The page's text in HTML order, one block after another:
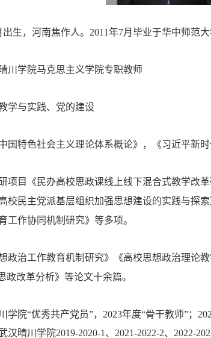
出生， 河南焦作人。 2011年7月毕业于华中师范
川学院马克思主义学院专职教师
学与实践、党的建设
国特色社会主义理论体系概论》，《习近平新
项目
《民办高校思政课线上线下混合式教学改
校民主党派基层组织加强思想建设的实践与探
工作协同机制研究》等多项。
政治工作教育机制研究》《高校思想政治理论
政改革分析》等论文十余篇。
学院“优秀共产党员”，2023年度“骨干教师”；
汉晴川学院2019-2020-1 、 2021-2022-2、 2022-